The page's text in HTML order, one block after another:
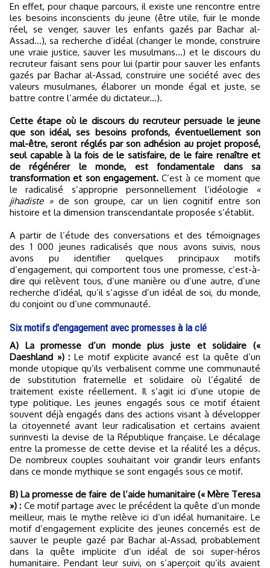
En effet, pour chaque parcours, il existe une rencontre entre
les besoins inconscients du jeune (être utile, fuir le monde
réel, se venger, sauver les enfants gazés par Bachar al-
Assad...), sa recherche d’idéal (changer le monde, construire
une vraie justice, sauver les musulmans...) et le discours du
recruteur faisant sens pour lui (partir pour sauver les enfants
gazés par Bachar al-Assad, construire une société avec des
valeurs musulmanes, élaborer un monde égal et juste, se
battre contre l’armée du dictateur...).
Cette étape où le discours du recruteur persuade le jeune
que son idéal, ses besoins profonds, éventuellement son
mal-être, seront réglés par son adhésion au projet proposé,
seul capable à la fois de le satisfaire, de le faire renaître et
de régénérer le monde, est fondamentale dans sa
transformation et son engagement.C’est à ce moment que
le radicalisé s’approprie personnellement l’idéologie
«
jihadiste »de son groupe, car un lien cognitif entre son
histoire et la dimension transcendantale proposée s’établit.
A partir de l’étude des conversations et des témoignages
des 1 000 jeunes radicalisés que nous avons suivis, nous
avons pu identifier quelques principaux motifs
d’engagement, qui comportent tous une promesse, c’est-à-
dire qui relèvent tous, d’une manière ou d’une autre, d’une
recherche d’idéal, qu’il s’agisse d’un idéal de soi, du monde,
du conjoint ou d’une communauté.
Six motifs d'engagement avec promesses à la clé
A) La promesse d’un monde plus juste et solidaire («
Daeshland ») : Le motif explicite avancé est la quête d’un
monde utopique qu’ils verbalisent comme une communauté
de substitution fraternelle et solidaire où l’égalité de
traitement existe réellement. Il s’agit ici d’une utopie de
type politique. Les jeunes engagés sous ce motif étaient
souvent déjà engagés dans des actions visant à développer
la citoyenneté avant leur radicalisation et certains avaient
surinvesti la devise de la République française. Le décalage
entre la promesse de cette devise et la réalité les a déçus.
De nombreux couples souhaitant voir grandir leurs enfants
dans ce monde mythique se sont engagés sous ce motif.
B) La promesse de faire de l’aide humanitaire (« Mère Teresa
») : Ce motif partage avec le précédent la quête d’un monde
meilleur, mais le mythe relève ici d’un idéal humanitaire. Le
motif d’engagement explicite des jeunes concernés est de
sauver le peuple gazé par Bachar al-Assad, probablement
dans la quête implicite d’un idéal de soi super-héros
humanitaire. Pendant leur suivi, on s’aperçoit qu’ils avaient